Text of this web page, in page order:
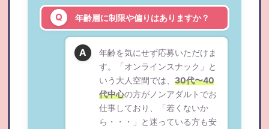
年齢層に制限や偏りはありますか？
年齢を気にせず応募いただけま
す。「オンラインスナック」と
いう大人空間では、30代〜40
代中心の方がノンアダルトでお
仕事しており、「若くないか
ら・・・」と迷っている方も安